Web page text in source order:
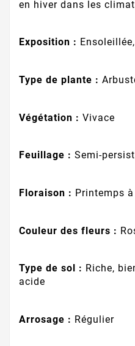
en hiver dans les
Exposition :
Type de plante :
Végétation : Vivace
Feuillage : Semi-
Floraison : Printemps
Couleur des fleurs :
Type de sol : Riche,
acide
Arrosage : Régulier